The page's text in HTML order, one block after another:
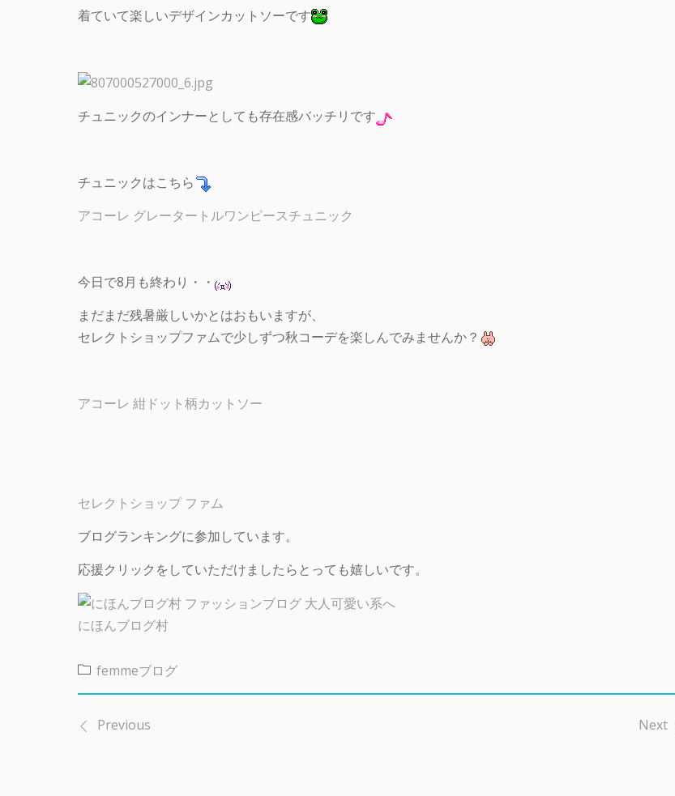
着ていて楽しいデザインカットソーです
チュニックのインナーとしても存在感バッチリです
チュニックはこちら
アコーレ グレータートルワンピースチュニック
今日で8月も終わり・・
まだまだ残暑厳しいかとはおもいますが、
セレクトショップファムで少しずつ秋コーデを楽しんでみませんか？
アコーレ 紺ドット柄カットソー
セレクトショップ ファム
ブログランキングに参加しています。
応援クリックをしていただけましたらとっても嬉しいです。
にほんブログ村
femmeブログ
投Previous Next